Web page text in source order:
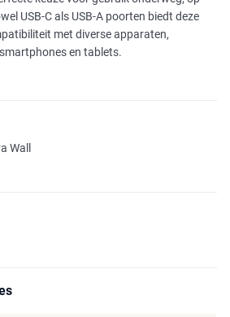
USB-C als USB-A poorten biedt deze
met diverse apparaten,
en tablets.
Wall